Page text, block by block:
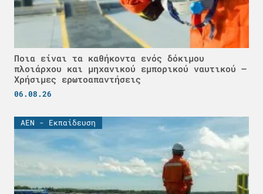
Ποια είναι τα καθήκοντα ενός δόκιμου
πλοιάρχου και μηχανικού εμπορικού ναυτικού –
Χρήσιμες ερωτοαπαντήσεις
06.08.26
ΑΕΝ - Εκπαίδευση